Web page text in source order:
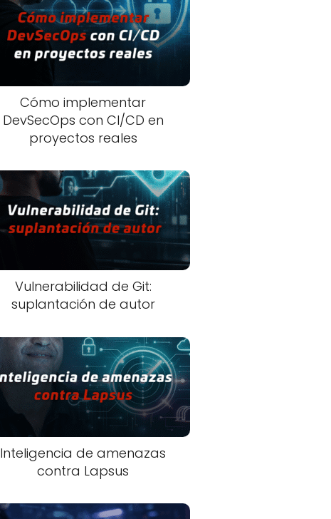
Cómo implementar
DevSecOps con CI/CD en
proyectos reales
Vulnerabilidad de Git:
suplantación de autor
Inteligencia de amenazas
contra Lapsus